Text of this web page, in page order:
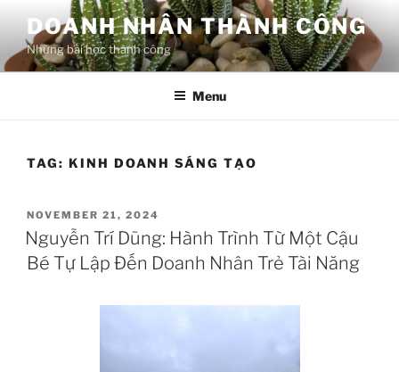
content
DOANH NHÂN THÀNH CÔNG
Những bài học thành công
Menu
TAG: KINH DOANH SÁNG TẠO
POSTED
ON
NOVEMBER 21, 2024
Nguyễn Trí Dũng: Hành Trình Từ Một Cậu
Bé Tự Lập Đến Doanh Nhân Trẻ Tài Năng